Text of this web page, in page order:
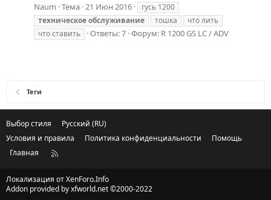
Naum Тема 21 Июн 2016
гусь 1200
техническоеобслуживание тошка
что лить
что ставить
Ответы: 7 Форум: R 1200 GS LC / ADV
Теги
Выбор стиля
Русский (RU)
Условия и правила
Политика конфиденциальности
Помощь
Главная
R
Локализация отXenForo.Info
Addon provided by xfworld.net ©2000-2022